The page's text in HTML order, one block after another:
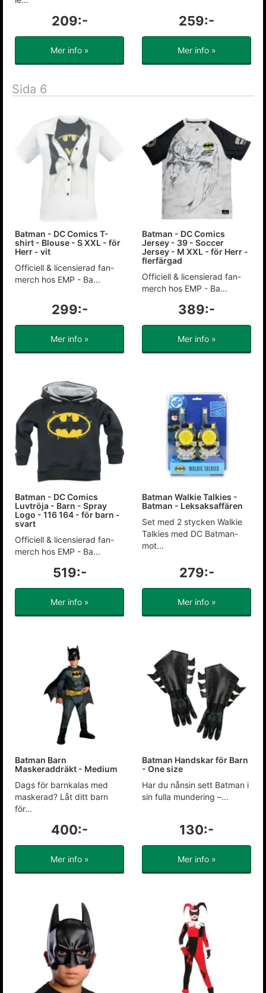
209:-
Mer info »
259:-
Mer info »
Sida 6
Batman - DC Comics T-
shirt - Blouse - S XXL - för
Herr - vit
Officiell & licensierad fan-
merch hos EMP - Ba...
299:-
Mer info »
Batman - DC Comics
Jersey - 39 - Soccer
Jersey - M XXL - för Herr -
flerfärgad
Officiell & licensierad fan-
merch hos EMP - Ba...
389:-
Mer info »
Batman - DC Comics
Luvtröja - Barn - Spray
Logo - 116 164 - för barn -
svart
Officiell & licensierad fan-
merch hos EMP - Ba...
519:-
Mer info »
Batman Walkie Talkies -
Batman - Leksaksaffären
Set med 2 stycken Walkie
Talkies med DC Batman-
mot...
279:-
Mer info »
Batman Barn
Maskeraddräkt - Medium
Dags för barnkalas med
maskerad? Låt ditt barn
för...
400:-
Mer info »
Batman Handskar för Barn
- One size
Har du nånsin sett Batman i
sin fulla mundering –...
130:-
Mer info »